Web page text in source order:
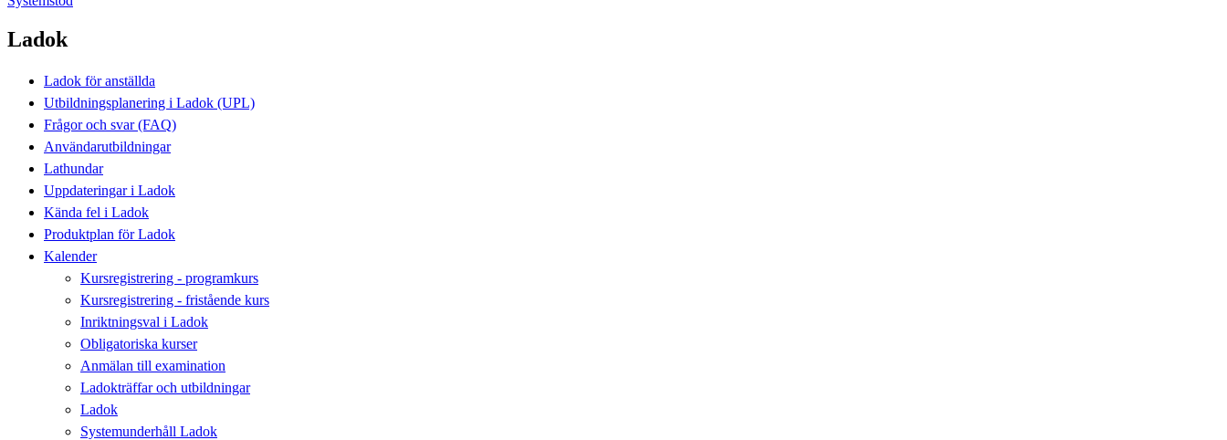
Ladok
Ladok för anställda
Utbildningsplanering i Ladok (UPL)
Frågor och svar (FAQ)
Användarutbildningar
Lathundar
Uppdateringar i Ladok
Kända fel i Ladok
Produktplan för Ladok
Kalender
Kursregistrering - programkurs
Kursregistrering - fristående kurs
Inriktningsval i Ladok
Obligatoriska kurser
Anmälan till examination
Ladokträffar och utbildningar
Ladok
Systemunderhåll Ladok